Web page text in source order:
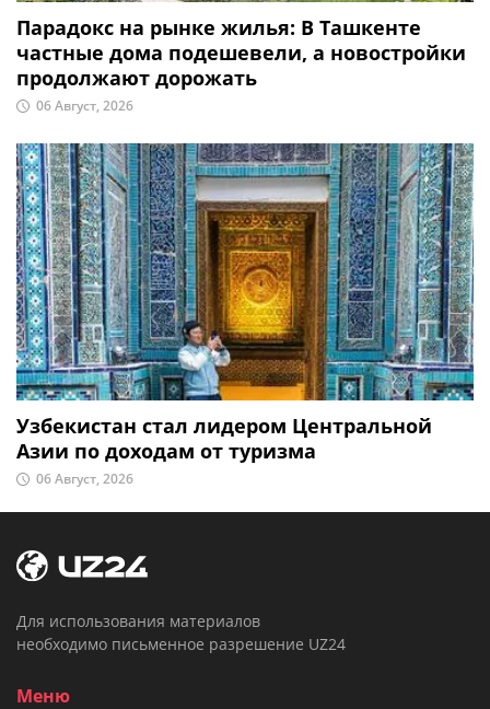
Парадокс на рынке жилья: В Ташкенте
частные дома подешевели, а новостройки
продолжают дорожать
06 Август, 2026
Узбекистан стал лидером Центральной
Азии по доходам от туризма
06 Август, 2026
Для использования материалов
необходимо письменное разрешение UZ24
Меню